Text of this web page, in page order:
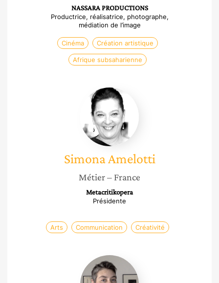
NASSARA PRODUCTIONS
Productrice, réalisatrice, photographe,
médiation de l’image
Cinéma Création artistique
Afrique subsaharienne
Simona
Amelotti
SimonaAmelotti
Métier– France
Metacritikopera
Présidente
Arts Communication Créativité
Frédérique
Desbuissons